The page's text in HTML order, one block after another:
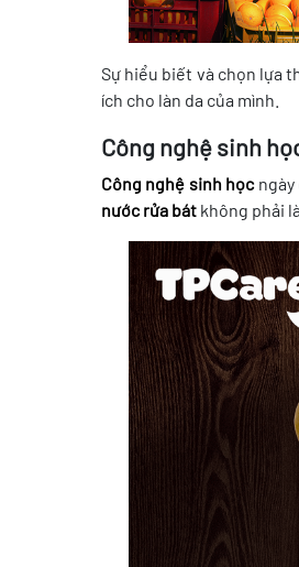
Sự hiểu biết và chọn lựa
ích cho làn da của mình.
Công nghệ sinh
Công nghệ sinh họcngày
nước rửa bát không phải